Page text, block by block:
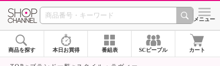
SHOP CHANNEL ショッ
メニュー
商品を探す 本日お買得 番組表 SCピープル カート